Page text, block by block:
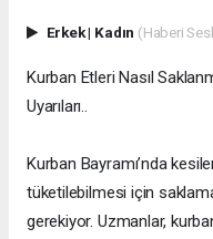
Erkek| Kadın (Haberi
Kurban Etleri Nasıl
Uyarıları..
Kurban Bayramı’nda
tüketilebilmesi için
gerekiyor. Uzmanlar,